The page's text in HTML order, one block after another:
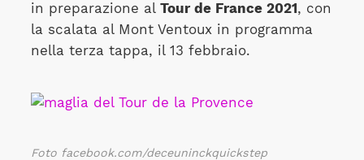
in preparazione al Tour de France 2021, con
la scalata al Mont Ventoux in programma
nella terza tappa, il 13 febbraio.
Foto facebook.com/deceuninckquickstep